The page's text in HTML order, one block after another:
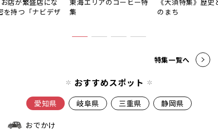
店が繁盛店にな
を持つ「ナビデザ
東海エリアのコーヒー特
集
《大須特集》歴史
のまち
特集一覧へ
おすすめスポット
愛知県 岐阜県 三重県 静岡県
おでかけ